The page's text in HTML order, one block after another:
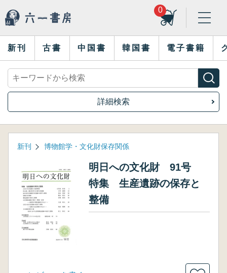
0
新刊 古書 中国書 韓国書 電子書籍
詳細検索
新刊 博物館学・文化財保存関係
明日への文化財 91号
特集 生産遺跡の保存と
整備